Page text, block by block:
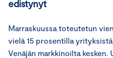
edistynyt
Marraskuussa toteutetun
vielä 15 prosentilla
Venäjän markkinoilta kesken.